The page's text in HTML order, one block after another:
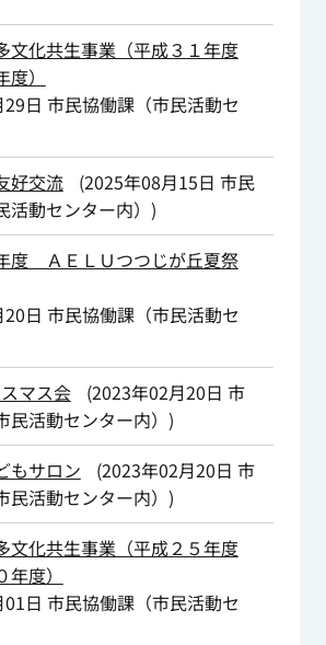
文化共生事業（平成３１年度
）
日 市民協働課（市民活動セ
好交流
(2025年08月15日 市民
動センター内） )
度 ＡＥＬＵつつじが丘夏祭
日 市民協働課（市民活動セ
マス会
(2023年02月20日 市
民活動センター内） )
もサロン
(2023年02月20日 市
民活動センター内） )
文化共生事業（平成２５年度
度）
日 市民協働課（市民活動セ